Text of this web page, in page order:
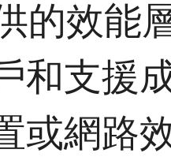
的效能
和支援
或網路